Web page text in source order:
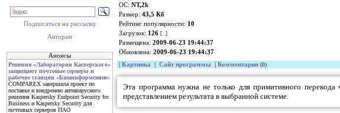
Подписаться на рассылку
Авторам
Анонсы
Решения «Лаборатории Касперского»
защищают почтовые серверы и
рабочие станции «Башинформсвязи»
COMPAREX завершила проект по
поставке и внедрению антивирусного
решения Kaspersky Endpoint Security for
Business и Kaspersky Security для
почтовых серверов ПАО
ОС: NT,2k
Размер: 43,5 Кб
Рейтинг популярности: 10
Загрузок: 126 [...]
Размещена: 2009-06-23 19:44:37
Обновлена: 2009-06-23 19:44:37
Картинка Сайт программы Комментарии (0)
Эта программа нужна не только для примитивного
представлением результата в выбранной системе.